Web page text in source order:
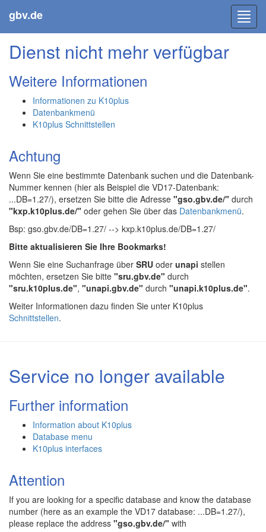
gbv.de
Dienst nicht mehr verfügbar
Weitere Informationen
Informationen zu K10plus
Datenbankmenü
K10plus Schnittstellen
Achtung
Wenn Sie eine bestimmte Datenbank suchen und die Datenbank-
Nummer kennen (hier als Beispiel die VD17-Datenbank:
...DB=1.27/), ersetzen Sie bitte die Adresse "gso.gbv.de/" durch
"kxp.k10plus.de/" oder gehen Sie über das Datenbankmenü.
Bsp: gso.gbv.de/DB=1.27/ --> kxp.k10plus.de/DB=1.27/
Bitte aktualisieren Sie Ihre Bookmarks!
Wenn Sie eine Suchanfrage über SRU oder unapi stellen
möchten, ersetzen Sie bitte "sru.gbv.de" durch
"sru.k10plus.de", "unapi.gbv.de" durch "unapi.k10plus.de".
Weiter Informationen dazu finden Sie unter K10plus
Schnittstellen.
Service no longer available
Further information
Information about K10plus
Database menu
K10plus interfaces
Attention
If you are looking for a specific database and know the database
number (here as an example the VD17 database: ...DB=1.27/),
please replace the address "gso.gbv.de/" with